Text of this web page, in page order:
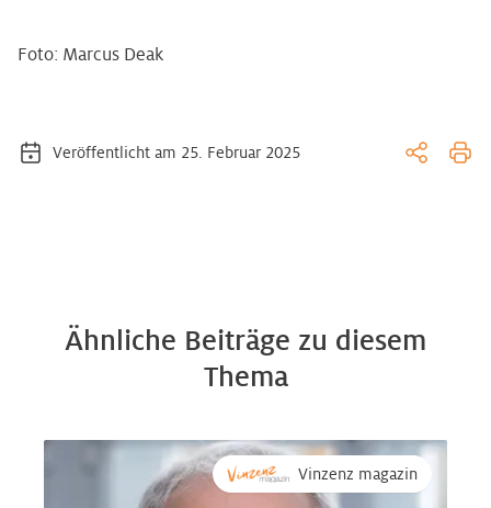
Foto: Marcus Deak
Veröffentlicht am 25. Februar 2025
Ähnliche Beiträge zu diesem
Thema
Vinzenz magazin